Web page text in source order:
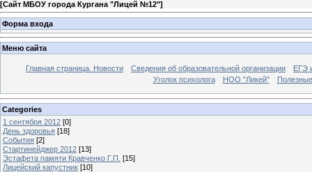
[Сайт МБОУ города Кургана "Лицей №12"]
Форма входа
Меню сайта
Главная страница. Новости Сведения об образовательной организации
ЕГЭ
Уголок психолога
НОО "Ликей"
Categories
1 сентября 2012 [0]
День здоровья [18]
События [2]
Стартинейджер 2012 [13]
Эстафета памяти Кравченко Г.П. [15]
Лицейский капустник [10]